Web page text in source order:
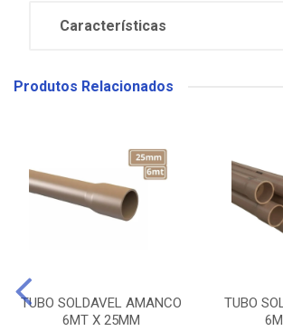
Características
Produtos Relacionados
TUBO SOLDAVEL AMANCO
6MT X 25MM
TUBO